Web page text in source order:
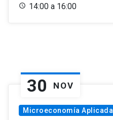
14:00 a 16:00
30 NOV
Microeconomía Aplicada